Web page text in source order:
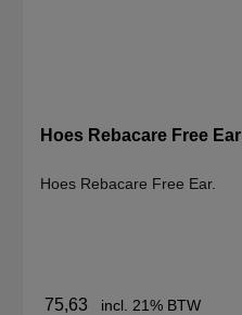
Hoes Rebacare Free Ear
Hoes Rebacare Free Ear.
75,63 incl. 21% BTW